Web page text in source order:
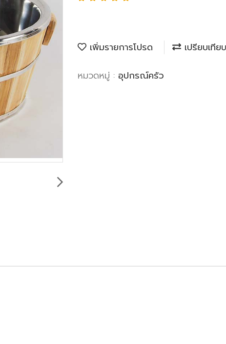
เพิ่มรายการโปรด เปรียบเทียบ
หมวดหมู่ : อุปกรณ์ครัว